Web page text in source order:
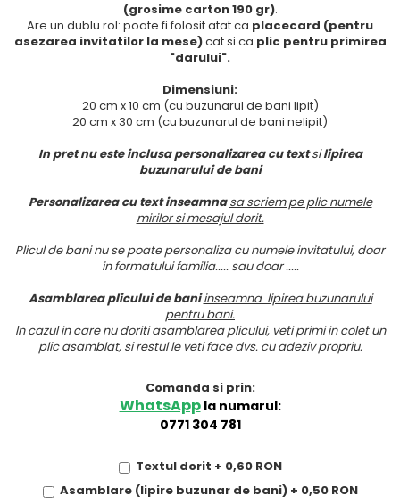
(grosime carton 190 gr).
Are un dublu rol: poate fi folosit atat ca placecard (pentru
asezarea invitatilor la mese)cat si ca plic pentru primirea
"darului".
Dimensiuni:
20 cm x 10 cm (cu buzunarul de bani lipit)
20 cm x 30 cm (cu buzunarul de bani nelipit)
In pret nu este inclusa personalizarea cu textsilipirea
buzunarului de bani
Personalizarea cu text inseamnasa scriem pe plic numele
mirilor si mesajul dorit.
Plicul de bani nu se poate personaliza cu numele invitatului, doar
in formatului familia..... sau doar .....
Asamblarea plicului de baniinseamna lipirea buzunarului
pentru bani.
In cazul in care nu doriti asamblarea plicului, veti primi in colet un
plic asamblat, si restul le veti face dvs. cu adeziv propriu.
Comanda si prin:
WhatsApp la numarul:
0771 304 781
Textul dorit + 0,60 RON
Asamblare (lipire buzunar de bani) + 0,50 RON